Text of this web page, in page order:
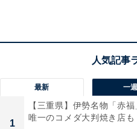
・JR白浜駅より車で約15分
・南紀白浜空港より車で約7
・アドベンチャーワールド
最新 一
1
【三重県】伊勢名物「赤
唯一のコメダ大判焼き店も